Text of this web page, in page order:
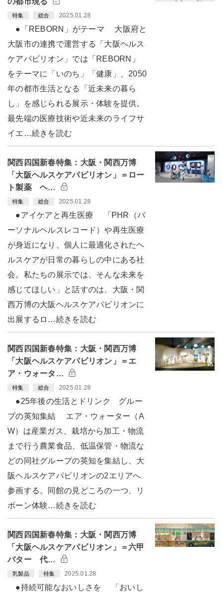
特集 総合 2025.01.28
●「REBORN」がテーマ 大阪府と
大阪市の連携で運営する「大阪ヘルス
ケアパビリオン」では「REBORN」
をテーマに「いのち」「健康」、2050
年の都市生活となる「近未来の暮ら
し」を感じられる展示・体験を提供。
最先端の医療技術や近未来のライフサ
イエ…続きを読む
関西四国新春特集：大阪・関西万博
「大阪ヘルスケアパビリオン」＝ロー
ト製薬 ヘ…
特集 総合 2025.01.28
●アイケアと再生医療 「PHR（パ
ーソナルヘルスレコード）や再生医療
が身近になり、個人に最適化されたヘ
ルスケアが日常の暮らしの中にある社
会。私たちの展示では、そんな未来を
感じてほしい」と話すのは、大阪・関
西万博の大阪ヘルスケアパビリオンに
出展するロ…続きを読む
関西四国新春特集：大阪・関西万博
「大阪ヘルスケアパビリオン」＝エ
ア・ウォータ…
特集 総合 2025.01.28
●25年後の生活とドリンク グルー
プの英知集結 エア・ウォーター（A
W）は産業ガス、栽培から加工・物流
まで行う農業食品、低温保管・物流な
どの同社グループの英知を集結し、大
阪ヘルスケアパビリオンの2エリアへ
参画する。同館の見どころの一つ、リ
ボーン体験…続きを読む
関西四国新春特集：大阪・関西万博
「大阪ヘルスケアパビリオン」＝六甲
バター 代…
乳製品 特集 2025.01.28
●持続可能なおいしさを 「おいし